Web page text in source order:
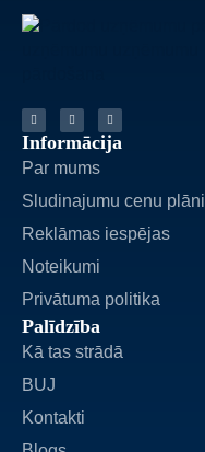
Informācija
Par mums
Sludinajumu cenu plāni
Reklāmas iespējas
Noteikumi
Privātuma politika
Palīdzība
Kā tas strādā
BUJ
Kontakti